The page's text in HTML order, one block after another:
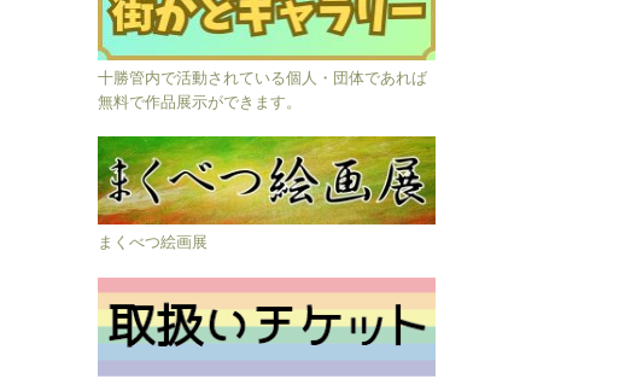
十勝管内で活動されている個人・団体であれば
無料で作品展示ができます。
まくべつ絵画展